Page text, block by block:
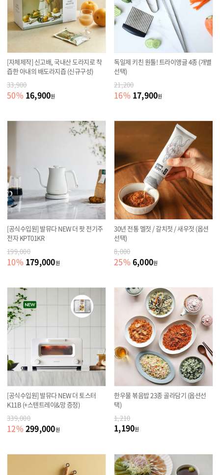
[자체제작] 신고배, 국내산 도라지로 착
즙한 아내의 배도라지즙 (신규구성)
33,900
50% 16,900원
독일제 키친 원툴! 트라이앵글 4종 (개별
선택)
21,200
16% 17,900원
[공식수입원] 발뮤다 NEW 더 팟 전기주
전자 KPT01KR
199,000
10% 179,000원
30년 전통 멜젓 / 갈치젓 / 새우젓 (옵션
선택)
8,000
25% 6,000원
[공식수입원] 발뮤다 NEW 더 토스터
K11B (+스텐트레이&망 증정)
339,000
12% 299,000원
한우물 볶음밥 23종 골라담기 (옵션선
택)
1,210
1,190원